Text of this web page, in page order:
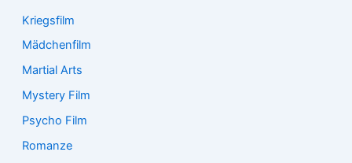
Kriegsfilm
Mädchenfilm
Martial Arts
Mystery Film
Psycho Film
Romanze